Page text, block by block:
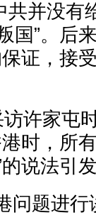
并没有
国”。后
证，接
许家屯
时，所
说法引
问题进